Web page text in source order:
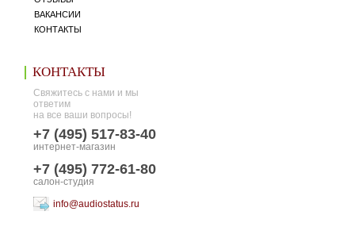
ВАКАНСИИ
КОНТАКТЫ
КОНТАКТЫ
Свяжитесь с нами и мы
ответим
на все ваши вопросы!
+7 (495) 517-83-40
интернет-магазин
+7 (495) 772-61-80
салон-студия
info@audiostatus.ru